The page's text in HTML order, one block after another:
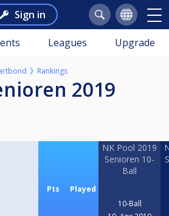
Sign in
Leagues Upgrade
Rankings
Pts Played
NK Pool 2019
Senioren 10-
Ball
10-Ball